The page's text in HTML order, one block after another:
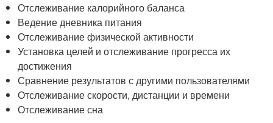
Отслеживание калорийного баланса
Ведение дневника питания
Отслеживание физической активности
Установка целей и отслеживание прогресса их
достижения
Сравнение результатов с другими пользователями
Отслеживание скорости, дистанции и времени
Отслеживание сна